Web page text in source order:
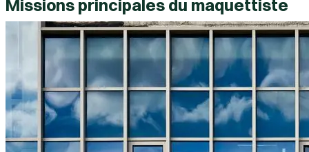
Missions principales du maquettiste